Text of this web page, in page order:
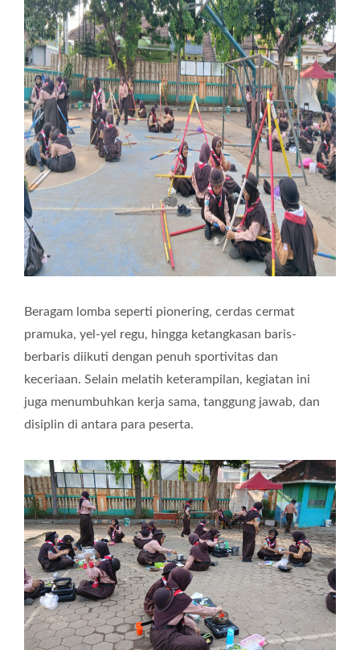
Beragam lomba seperti pionering, cerdas cermat
pramuka, yel-yel regu, hingga ketangkasan baris-
berbaris diikuti dengan penuh sportivitas dan
keceriaan. Selain melatih keterampilan, kegiatan ini
juga menumbuhkan kerja sama, tanggung jawab, dan
disiplin di antara para peserta.